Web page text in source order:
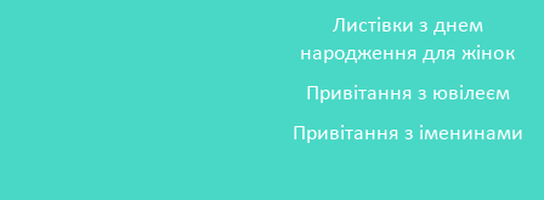
Листівки з днем
народження для жінок
Привітання з ювілеєм
Привітання з іменинами